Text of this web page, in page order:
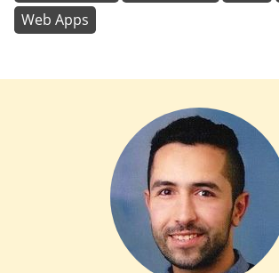
Web Apps